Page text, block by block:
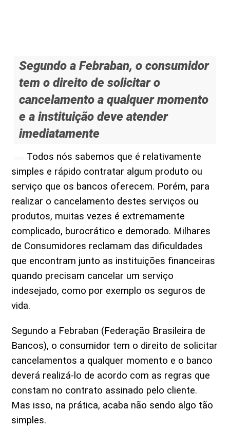
Segundo a Febraban, o consumidor
tem o direito de solicitar o
cancelamento a qualquer momento
e a instituição deve atender
imediatamente
Todos nós sabemos que é relativamente
simples e rápido contratar algum produto ou
serviço que os bancos oferecem. Porém, para
realizar o cancelamento destes serviços ou
produtos, muitas vezes é extremamente
complicado, burocrático e demorado. Milhares
de Consumidores reclamam das dificuldades
que encontram junto as instituições financeiras
quando precisam cancelar um serviço
indesejado, como por exemplo os seguros de
vida.
Segundo a Febraban (Federação Brasileira de
Bancos), o consumidor tem o direito de solicitar
cancelamentos a qualquer momento e o banco
deverá realizá-lo de acordo com as regras que
constam no contrato assinado pelo cliente.
Mas isso, na prática, acaba não sendo algo tão
simples.